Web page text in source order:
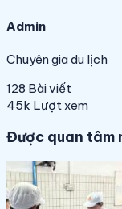
Admin
Chuyên gia du lịch
128 Bài viết
45k Lượt xem
Được quan tâm